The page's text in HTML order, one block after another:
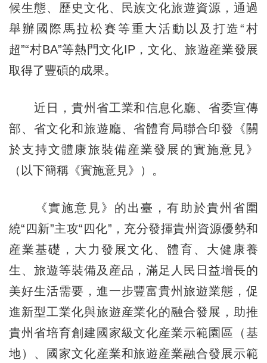
候生態、歷史文化、民族文化旅遊資源，通過
舉辦國際馬拉松賽等重大活動以及打造“村
超”“村BA”等熱門文化IP，文化、旅遊産業發展
取得了豐碩的成果。
近日，貴州省工業和信息化廳、省委宣傳
部、省文化和旅遊廳、省體育局聯合印發《關
於支持文體康旅裝備産業發展的實施意見》
（以下簡稱《實施意見》）。
《實施意見》的出臺，有助於貴州省圍
繞“四新”主攻“四化”，充分發揮貴州資源優勢和
産業基礎，大力發展文化、體育、大健康養
生、旅遊等裝備及産品，滿足人民日益增長的
美好生活需要，進一步豐富貴州旅遊業態，促
進新型工業化與旅遊産業化的融合發展，助推
貴州省培育創建國家級文化産業示範園區（基
地）、國家文化産業和旅遊産業融合發展示範